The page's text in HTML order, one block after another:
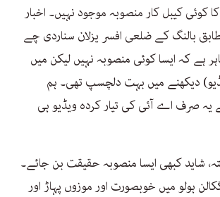
کوئی کیبل کار منصوبہ موجود نہیں۔ اخبار
بالنگ کے ضلعی افسر یزلان سناردی چے
ہے کہ ایسا کوئی منصوبہ نہیں لیکن میں
دیکھنے میں بہت دلچسپ تھی۔ ہم
صرف اے آئی کی تیار کردہ ویڈیو ہی
شاید کبھی ایسا منصوبہ حقیقت بن جائے۔
ہولو میں خوبصورت اور موزوں پہاڑ اور